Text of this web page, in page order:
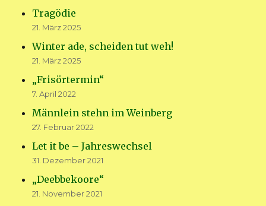
Tragödie
21. März 2025
Winter ade, scheiden tut weh!
21. März 2025
„Frisörtermin“
7. April 2022
Männlein stehn im Weinberg
27. Februar 2022
Let it be – Jahreswechsel
31. Dezember 2021
„Deebbekoore“
21. November 2021